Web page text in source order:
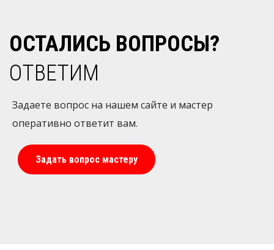
ОСТАЛИСЬ ВОПРОСЫ?
ОТВЕТИМ
Задаете вопрос на нашем сайте и мастер
оперативно ответит вам.
Задать вопрос мастеру